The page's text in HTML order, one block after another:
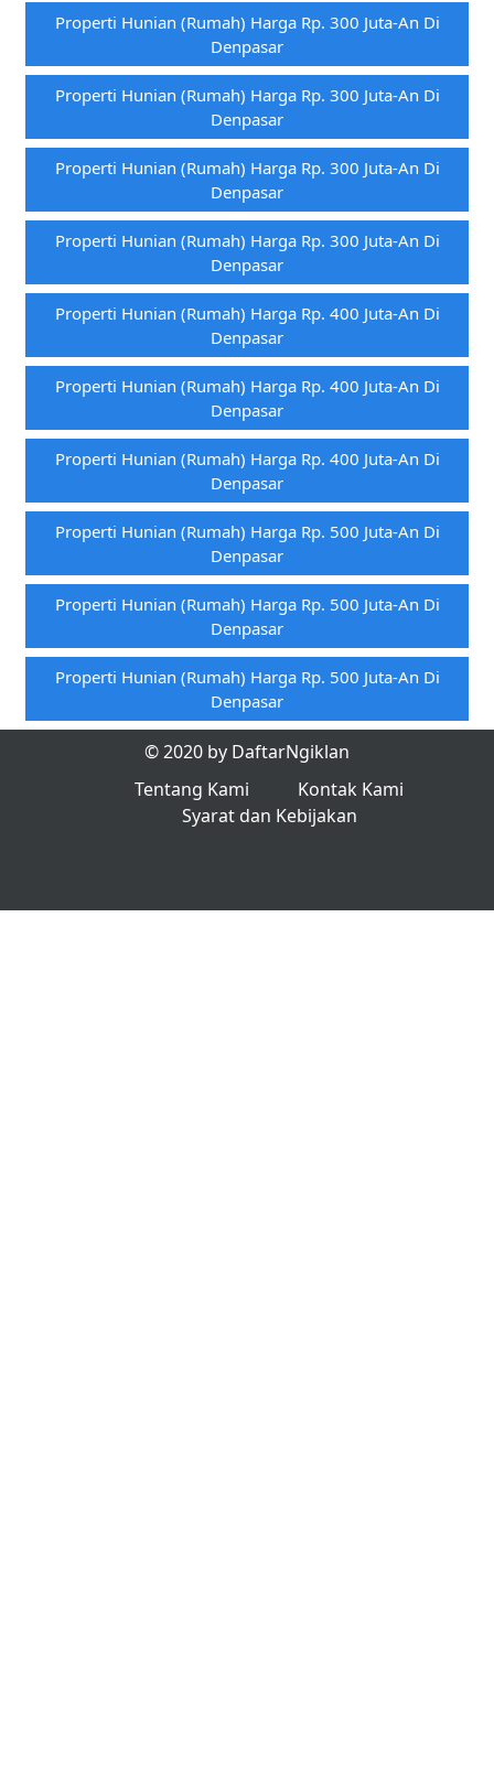
Properti Hunian (rumah) Harga Rp. 300 Juta-An Di
Denpasar
Properti Hunian (rumah) Harga Rp. 300 Juta-An Di
Denpasar
Properti Hunian (rumah) Harga Rp. 300 Juta-An Di
Denpasar
Properti Hunian (rumah) Harga Rp. 300 Juta-An Di
Denpasar
Properti Hunian (rumah) Harga Rp. 400 Juta-An Di
Denpasar
Properti Hunian (rumah) Harga Rp. 400 Juta-An Di
Denpasar
Properti Hunian (rumah) Harga Rp. 400 Juta-An Di
Denpasar
Properti Hunian (rumah) Harga Rp. 500 Juta-An Di
Denpasar
Properti Hunian (rumah) Harga Rp. 500 Juta-An Di
Denpasar
Properti Hunian (rumah) Harga Rp. 500 Juta-An Di
Denpasar
© 2020 by DaftarNgiklan
Tentang Kami
Kontak Kami
Syarat dan Kebijakan